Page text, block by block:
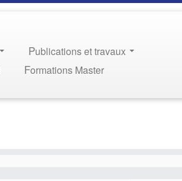
Publications et travaux
Formations Master